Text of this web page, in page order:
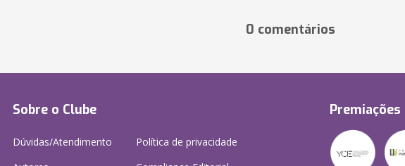
0 comentários
Sobre o Clube
Dúvidas/Atendimento
Política de privacidade
Premiações